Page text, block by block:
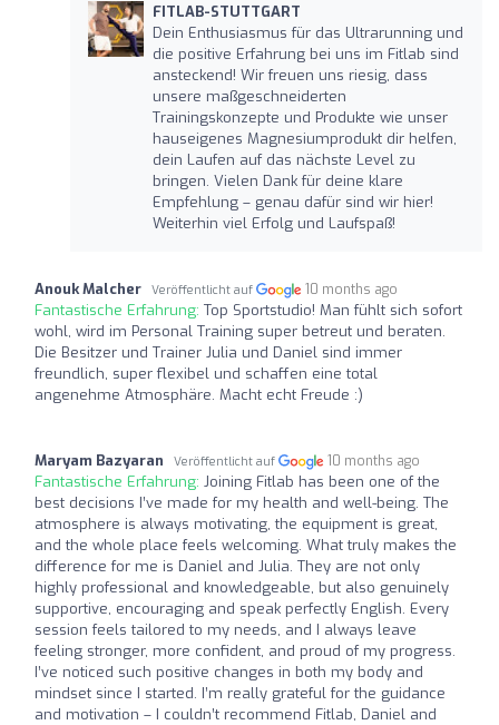
FITLAB-STUTTGART
Dein Enthusiasmus für das Ultrarunning und
die positive Erfahrung bei uns im Fitlab sind
ansteckend! Wir freuen uns riesig, dass
unsere maßgeschneiderten
Trainingskonzepte und Produkte wie unser
hauseigenes Magnesiumprodukt dir helfen,
dein Laufen auf das nächste Level zu
bringen. Vielen Dank für deine klare
Empfehlung – genau dafür sind wir hier!
Weiterhin viel Erfolg und Laufspaß!
Anouk Malcher Veröffentlicht auf 10 months ago
Fantastische Erfahrung: Top Sportstudio! Man fühlt sich sofort
wohl, wird im Personal Training super betreut und beraten.
Die Besitzer und Trainer Julia und Daniel sind immer
freundlich, super flexibel und schaffen eine total
angenehme Atmosphäre. Macht echt Freude :)
Maryam Bazyaran Veröffentlicht auf 10 months ago
Fantastische Erfahrung: Joining Fitlab has been one of the
best decisions I’ve made for my health and well-being. The
atmosphere is always motivating, the equipment is great,
and the whole place feels welcoming. What truly makes the
difference for me is Daniel and Julia. They are not only
highly professional and knowledgeable, but also genuinely
supportive, encouraging and speak perfectly English. Every
session feels tailored to my needs, and I always leave
feeling stronger, more confident, and proud of my progress.
I’ve noticed such positive changes in both my body and
mindset since I started. I’m really grateful for the guidance
and motivation – I couldn’t recommend Fitlab, Daniel and